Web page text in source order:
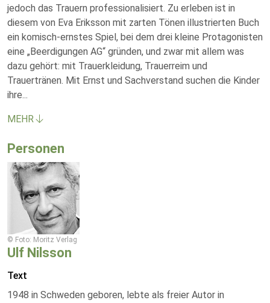
jedoch das Trauern professionalisiert. Zu erleben ist in
diesem von Eva Eriksson mit zarten Tönen illustrierten Buch
ein komisch-ernstes Spiel, bei dem drei kleine Protagonisten
eine „Beerdigungen AG“ gründen, und zwar mit allem was
dazu gehört: mit Trauerkleidung, Trauerreim und
Trauertränen. Mit Ernst und Sachverstand suchen die Kinder
ihre...
MEHR
Personen
© Foto: Moritz Verlag
Ulf Nilsson
Text
1948 in Schweden geboren, lebte als freier Autor in